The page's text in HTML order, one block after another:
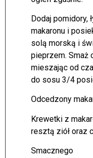
Dodaj pomidory,
makaronu i
solą morską i
pieprzem. Smaż
mieszając od
do sosu 3/4
Odcedzony
Krewetki z
resztą ziół oraz
Smacznego